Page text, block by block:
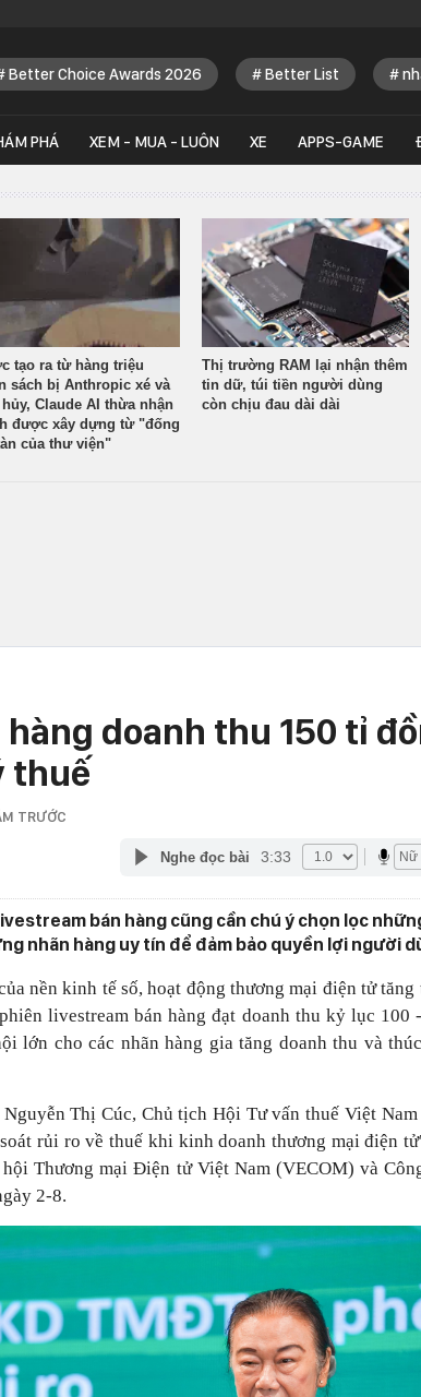
Better Choice Awards 2026 Better List
PHÁ XEM - MUA - LUÔN XE APPS-GAME
tạo ra từ hàng triệu
sách bị Anthropic xé và
Claude AI thừa nhận
được xây dựng từ "đống
của thư viện"
Thị trường RAM lại nhận thêm
tin dữ, túi tiền người dùng
còn chịu đau dài dài
doanh thu 150 tỉ
thuế
TRƯỚC
Nghe đọc bài 3:33
bán hàng cũng cần chú ý chọn lọc
nhãn hàng uy tín để đảm bảo quyền lợi người
nền kinh tế số, hoạt động thương mại điện tử tăng
livestream bán hàng đạt doanh thu kỷ lục 100
lớn cho các nhãn hàng gia tăng doanh thu và
Thị Cúc, Chủ tịch Hội Tư vấn thuế Việt
rủi ro về thuế khi kinh doanh thương mại điện
Thương mại Điện tử Việt Nam (VECOM) và
2-8.